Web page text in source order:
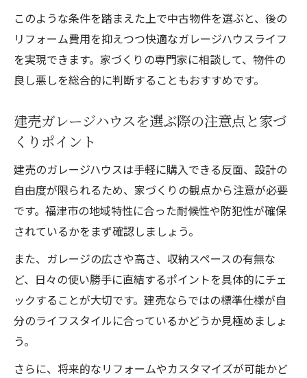
このような条件を踏まえた上で中古物件を選ぶと、後の
リフォーム費用を抑えつつ快適なガレージハウスライフ
を実現できます。家づくりの専門家に相談して、物件の
良し悪しを総合的に判断することもおすすめです。
建売ガレージハウスを選ぶ際の注意点と家づ
くりポイント
建売のガレージハウスは手軽に購入できる反面、設計の
自由度が限られるため、家づくりの観点から注意が必要
です。福津市の地域特性に合った耐候性や防犯性が確保
されているかをまず確認しましょう。
また、ガレージの広さや高さ、収納スペースの有無な
ど、日々の使い勝手に直結するポイントを具体的にチェ
ックすることが大切です。建売ならではの標準仕様が自
分のライフスタイルに合っているかどうか見極めましょ
う。
さらに、将来的なリフォームやカスタマイズが可能かど